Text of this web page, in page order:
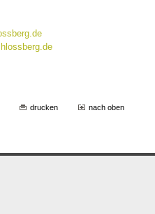
drucken nach oben